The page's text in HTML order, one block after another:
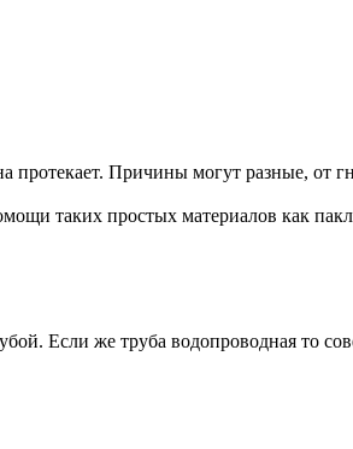
протекает. Причины могут разные, от
таких простых материалов как
Если же труба водопроводная то